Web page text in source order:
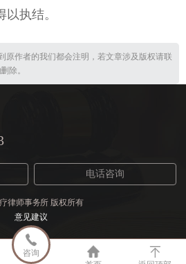
执结。
原作者的我们都会注明，若文章涉及版权请联
除。
电话咨询
律师事务所 版权所有
意见建议
咨询